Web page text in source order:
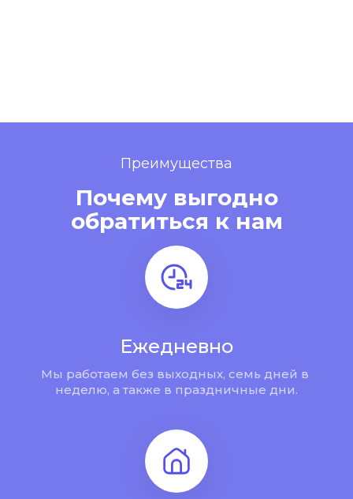
Преимущества
Почему выгодно
обратиться к нам
Ежедневно
Мы работаем без выходных, семь дней в
неделю, а также в праздничные дни.